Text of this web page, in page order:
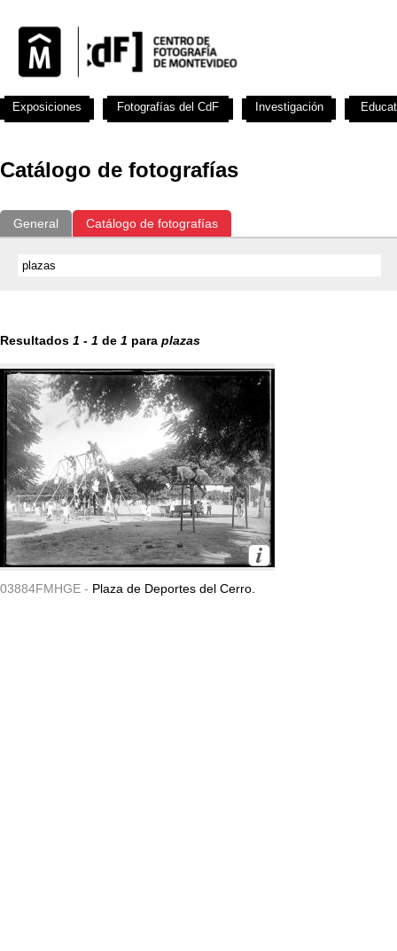
Catálogo de fotografías
General Catálogo de fotografías
Resultados 1 - 1 de 1 para plazas
03884FMHGE - Plaza de Deportes del Cerro.
Exposiciones Fotografías del CdF Investigación